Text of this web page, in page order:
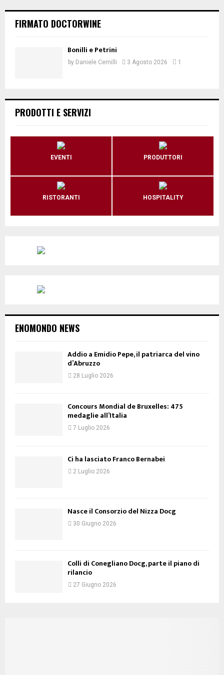
FIRMATO DOCTORWINE
Bonilli e Petrini
by Daniele Cernilli 3 Agosto 2026 1
PRODOTTI E SERVIZI
EVENTI PRODUTTORI
RISTORANTI HOSPITALITY
ENOMONDO NEWS
Addio a Emidio Pepe, il patriarca del vino
d’Abruzzo
28 Luglio 2026
Concours Mondial de Bruxelles: 475
medaglie all’Italia
7 Luglio 2026
Ci ha lasciato Franco Bernabei
2 Luglio 2026
Nasce il Consorzio del Nizza Docg
30 Giugno 2026
Colli di Conegliano Docg, parte il piano di
rilancio
27 Giugno 2026